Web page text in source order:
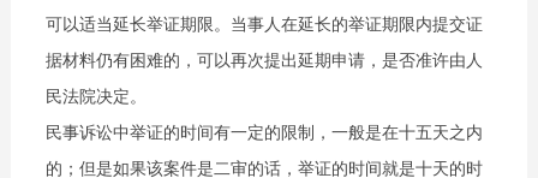
可以适当延长举证期限。当事人在延长的举证期限内提交证
据材料仍有困难的，可以再次提出延期申请，是否准许由人
民法院决定。
民事诉讼中举证的时间有一定的限制，一般是在十五天之内
的；但是如果该案件是二审的话，举证的时间就是十天的时